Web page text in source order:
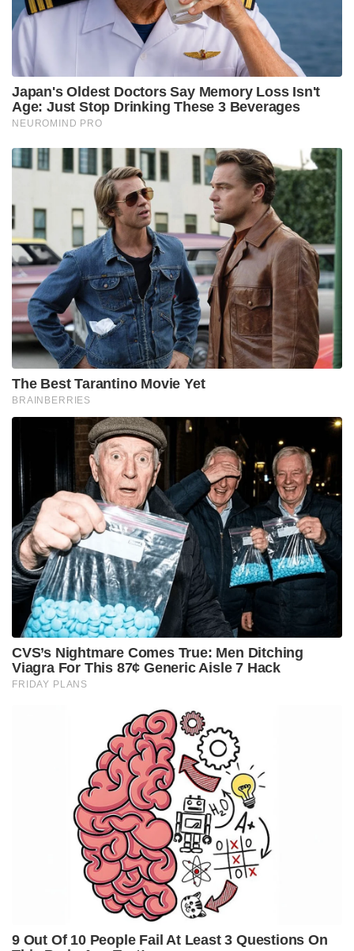
എങ്ങനെയാണ് ഹിന്ദു സമൂഹത്തെ കൈകാര്യം
ചെയ്തതെന്ന വ്യക്തമാക്കുന്ന ദൃശ്യങ്ങള്‍
ചിത്രത്തിലുണ്ടെന്ന് അണിയറ പ്രവര്‍ത്തകര്‍ പറയുന്നു.
ഇന്ത്യയിലെ ജനസാമാന്യം ഇത്തരം സംഭവങ്ങള്‍
അറിയാതെ പോകണം എന്ന ചിലരുടെ ഗൂഢ
താല്‍പര്യത്തിന് കൂടിയാണ് സിനിമ പുറത്ത്
വരുന്നതോടെ വിരാമമാകുന്നതെന്നാണ്
വിലയിരുത്തല്‍